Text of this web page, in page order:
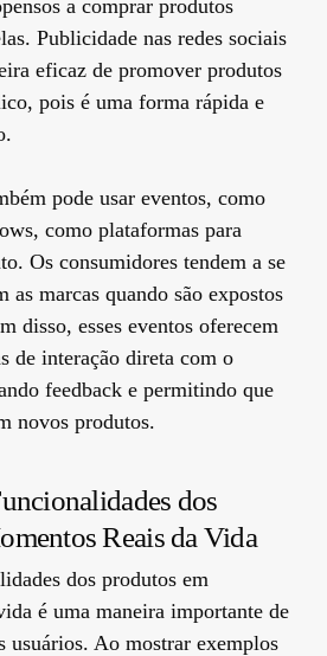
a comprar produtos
Publicidade nas redes sociais
eficaz de promover produtos
pois é uma forma rápida e
pode usar eventos, como
como plataformas para
Os consumidores tendem a se
as marcas quando são expostos
disso, esses eventos oferecem
de interação direta com o
feedback e permitindo que
novos produtos.
dos
Reais da Vida
dos produtos em
é uma maneira importante de
usuários. Ao mostrar exemplos